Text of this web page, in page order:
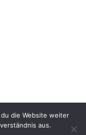
WordPress
die Website weiter
aus.